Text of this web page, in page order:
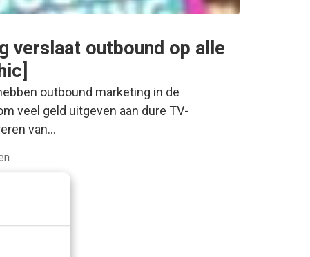
verslaat outbound op alle
outbound marketing in de
veel geld uitgeven aan dure TV-
van…